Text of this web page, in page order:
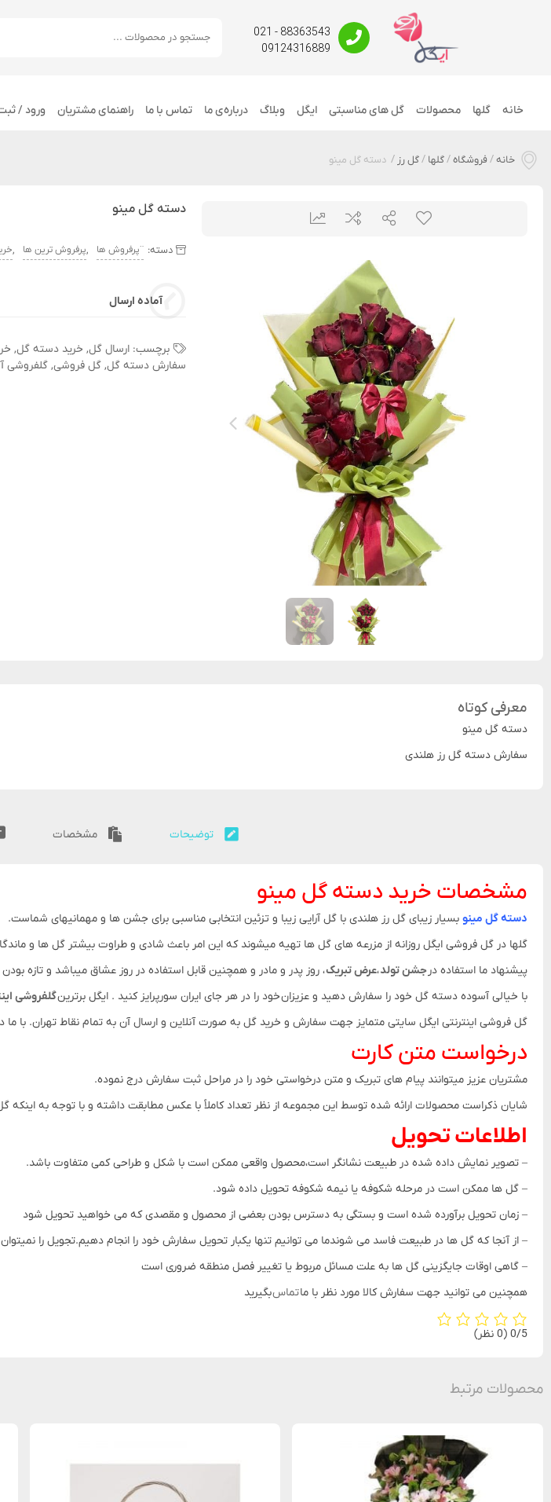
88363543 - 021
09124316889
خانه گلها محصولات گل های مناسبتی ایگل وبلاگ درباره‌ی ما تماس با ما راهنمای مشتریان ورود /
خانه/فروشگاه/گلها /گل رز / دسته گل مینو
دسته گل مینو
دسته: ¨پرفروش ها ,پرفروش ترین ها ,
آماده ارسال
برچسب: ارسال گل, خرید دسته گل,
سفارش دسته گل, گل فروشی, گلفروشی
معرفی کوتاه
دسته گل مینو
سفارش دسته گل رز هلندی
توضیحات مشخصات
مشخصات خرید دسته گل مینو
دسته گل مینو بسیار زیبای گل رز هلندی با گل آرایی زیبا و تزئین انتخابی مناسبی برای جشن ها و مهمانیهای شماست.
گلها در گل فروشی ایگل روزانه از مزرعه های گل ها تهیه میشوند که این امر باعث شادی و طراوت بیشتر گل ها و
پیشنهاد ما استفاده درجشن تولد،عرض تبریک، روز پدر و مادر و همچنین قابل استفاده در روز عشاق میباشد و تازه
با خیالی آسوده دسته گل خود را سفارش دهید و عزیزان خود را در هر جای ایران سورپرایز کنید . ایگل برترینگلفروشی
گل فروشی اینترنتی ایگل سایتی متمایز جهت سفارش و خرید گل به صورت آنلاین و ارسال آن به تمام نقاط تهران. با ما
درخواست متن کارت
مشتریان عزیز میتوانند پیام های تبریک و متن درخواستی خود را در مراحل ثبت سفارش درج نموده.
شایان ذکراست محصولات ارائه شده توسط این مجموعه از نظر تعداد کاملاً با عکس مطابقت داشته و با توجه به اینکه گل آرایی یک هنر است گاهاً در چیدمان گلها تا
اطلاعات تحویل
– تصویر نمایش داده شده در طبیعت نشانگر است،محصول واقعی ممکن است با شکل و طراحی کمی متفاوت باشد.
– گل ها ممکن است در مرحله شکوفه یا نیمه شکوفه تحویل داده شود.
– زمان تحویل برآورده شده است و بستگی به دسترس بودن بعضی از محصول و مقصدی که می خواهید تحویل شود
– از آنجا که گل ها در طبیعت فاسد می شوندما می توانیم تنها یکبار تحویل سفارش خود را انجام دهیم.تجویل را
– گاهی اوقات جایگزینی گل ها به علت مسائل مربوط یا تغییر فصل منطقه ضروری است
همچنین می توانید جهت سفارش کالا مورد نظر با ماتماسبگیرید
‫0/5 ‫(0 نظر)
محصولات مرتبط